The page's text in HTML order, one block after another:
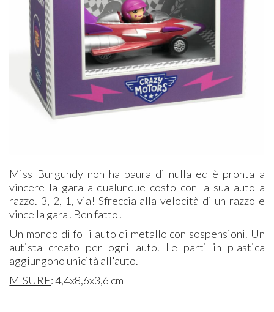
Miss Burgundy non ha paura di nulla ed è pronta a
vincere la gara a qualunque costo con la sua auto a
razzo. 3, 2, 1, via! Sfreccia alla velocità di un razzo e
vince la gara! Ben fatto!
Un mondo di folli auto di metallo con sospensioni. Un
autista creato per ogni auto. Le parti in plastica
aggiungono unicità all'auto.
MISURE: 4,4x8,6x3,6 cm